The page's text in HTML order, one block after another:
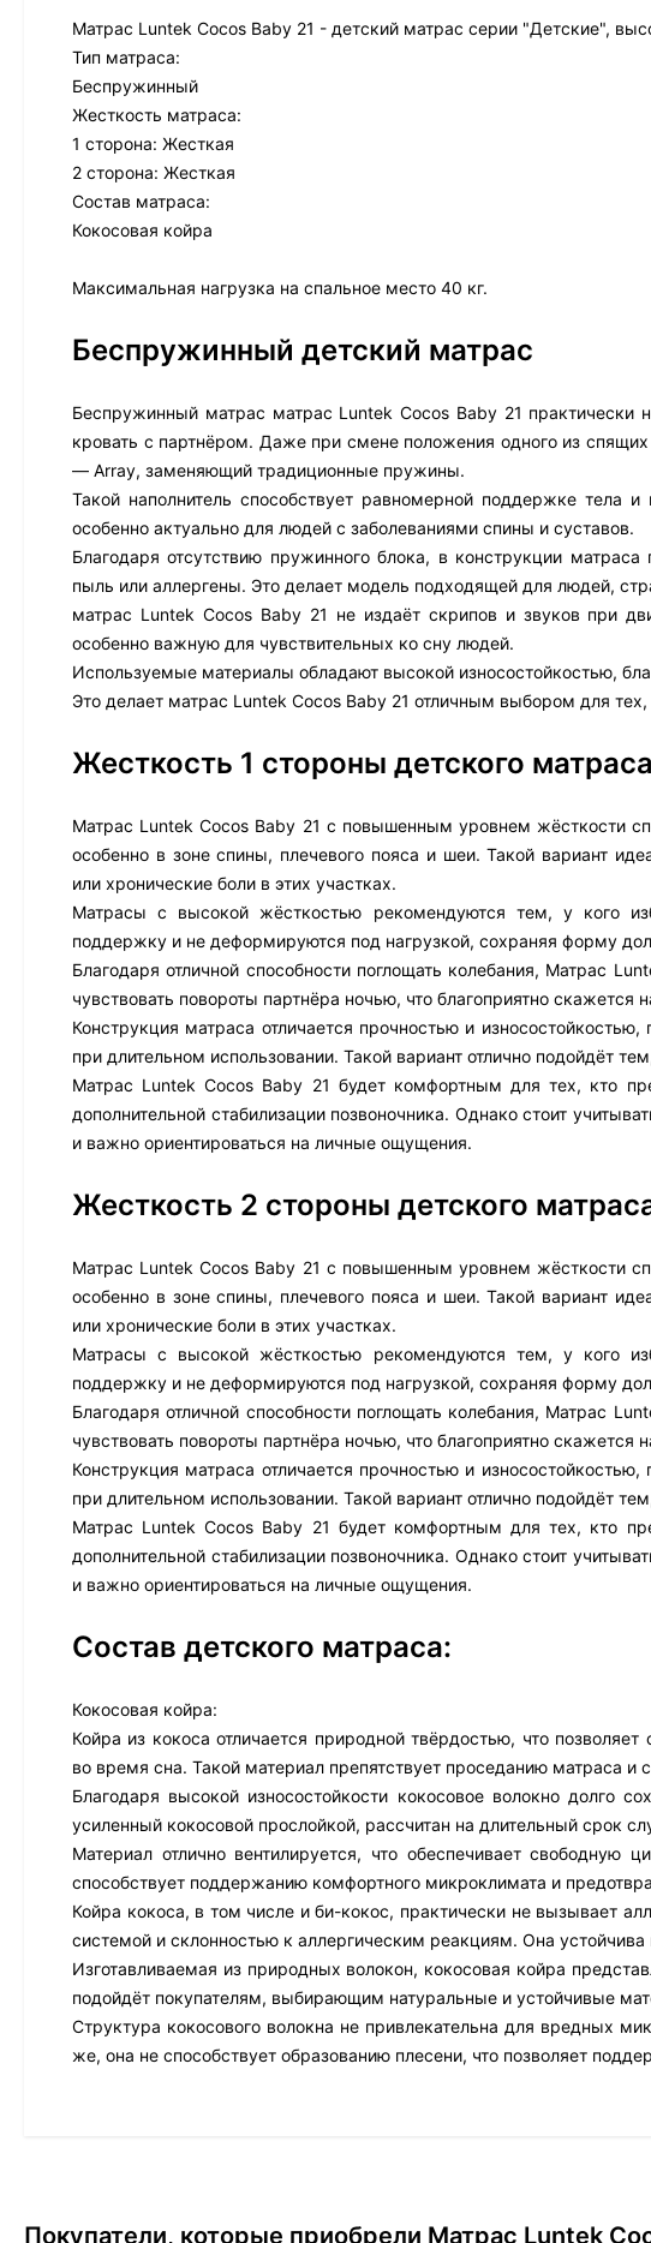
Матрас Luntek Cocos Baby 21 - детский матрас серии "Детские",
Тип матраса:
Беспружинный
Жесткость матраса:
1 сторона: Жесткая
2 сторона: Жесткая
Состав матраса:
Кокосовая койра
Максимальная нагрузка на спальное место 40 кг.
Беспружинный детский матрас
Беспружинный матрас матрас Luntek Cocos Baby 21 практически
кровать с партнёром. Даже при смене положения одного из
— Array, заменяющий традиционные пружины.
Такой наполнитель способствует равномерной поддержке тела
особенно актуально для людей с заболеваниями спины и суставов.
Благодаря отсутствию пружинного блока, в конструкции
пыль или аллергены. Это делает модель подходящей для людей,
матрас Luntek Cocos Baby 21 не издаёт скрипов и звуков при
особенно важную для чувствительных ко сну людей.
Используемые материалы обладают высокой износостойкостью,
Это делает матрас Luntek Cocos Baby 21 отличным выбором для
Жесткость 1 стороны детского
Матрас Luntek Cocos Baby 21 с повышенным уровнем жёсткости
особенно в зоне спины, плечевого пояса и шеи. Такой вариант
или хронические боли в этих участках.
Матрасы с высокой жёсткостью рекомендуются тем, у кого
поддержку и не деформируются под нагрузкой, сохраняя форму
Благодаря отличной способности поглощать колебания, Матрас
чувствовать повороты партнёра ночью, что благоприятно скажется
Конструкция матраса отличается прочностью и
при длительном использовании. Такой вариант отлично подойдёт
Матрас Luntek Cocos Baby 21 будет комфортным для тех, кто
дополнительной стабилизации позвоночника. Однако стоит
и важно ориентироваться на личные ощущения.
Жесткость 2 стороны детского
Матрас Luntek Cocos Baby 21 с повышенным уровнем жёсткости
особенно в зоне спины, плечевого пояса и шеи. Такой вариант
или хронические боли в этих участках.
Матрасы с высокой жёсткостью рекомендуются тем, у кого
поддержку и не деформируются под нагрузкой, сохраняя форму
Благодаря отличной способности поглощать колебания, Матрас
чувствовать повороты партнёра ночью, что благоприятно скажется
Конструкция матраса отличается прочностью и
при длительном использовании. Такой вариант отлично подойдёт
Матрас Luntek Cocos Baby 21 будет комфортным для тех, кто
дополнительной стабилизации позвоночника. Однако стоит
и важно ориентироваться на личные ощущения.
Состав детского матраса:
Кокосовая койра:
Койра из кокоса отличается природной твёрдостью, что
во время сна. Такой материал препятствует проседанию матраса и
Благодаря высокой износостойкости кокосовое волокно долго
усиленный кокосовой прослойкой, рассчитан на длительный срок
Материал отлично вентилируется, что обеспечивает
способствует поддержанию комфортного микроклимата и
Койра кокоса, в том числе и би-кокос, практически не вызывает
системой и склонностью к аллергическим реакциям. Она
Изготавливаемая из природных волокон, кокосовая койра
подойдёт покупателям, выбирающим натуральные и устойчивые
Структура кокосового волокна не привлекательна для вредных
же, она не способствует образованию плесени, что позволяет
Покупатели, которые приобрели Матрас Luntek